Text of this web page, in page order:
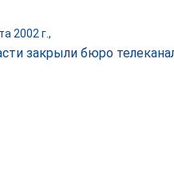
2002 г.,
закрыли бюро